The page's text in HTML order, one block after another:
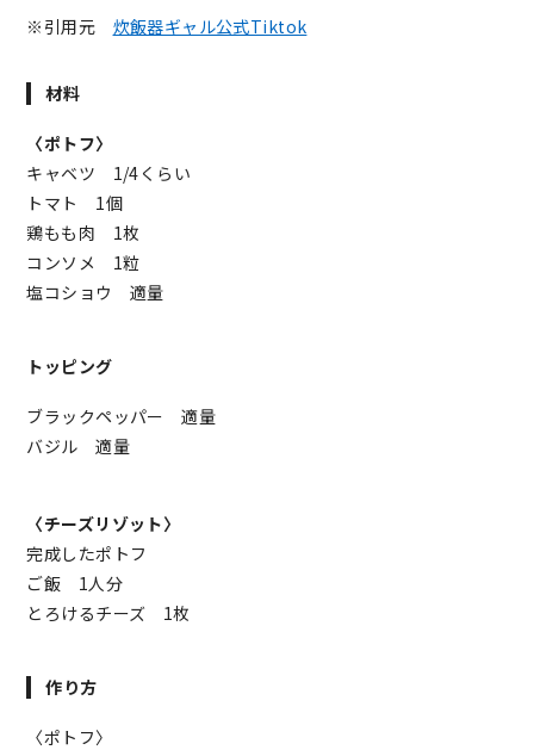
※引用元 炊飯器ギャル公式Tiktok
材料
〈ポトフ〉
キャベツ 1/4くらい
トマト 1個
鶏もも肉 1枚
コンソメ 1粒
塩コショウ 適量
トッピング
ブラックペッパー 適量
バジル 適量
〈チーズリゾット〉
完成したポトフ
ご飯 1人分
とろけるチーズ 1枚
作り方
〈ポトフ〉